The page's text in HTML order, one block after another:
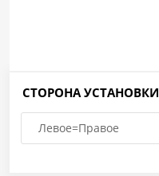
СТОРОНА УСТАНОВКИ
Левое=Правое